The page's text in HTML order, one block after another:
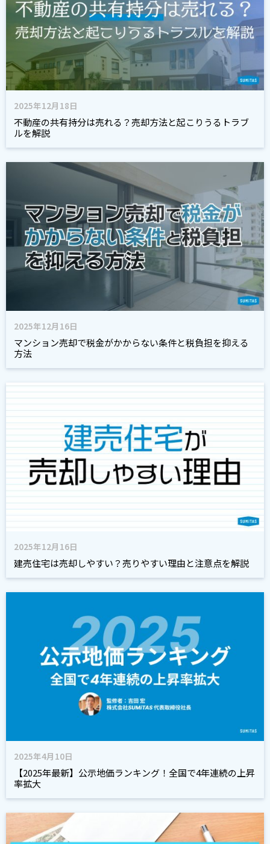
2025年12月18日
不動産の共有持分は売れる？売却方法と起こりうるトラブ
ルを解説
2025年12月16日
マンション売却で税金がかからない条件と税負担を抑える
方法
2025年12月16日
建売住宅は売却しやすい？売りやすい理由と注意点を解説
2025年4月10日
【2025年最新】公示地価ランキング！全国で4年連続の上昇
率拡大